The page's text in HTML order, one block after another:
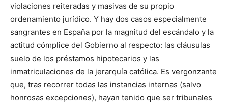
violaciones reiteradas y masivas de su propio
ordenamiento jurídico. Y hay dos casos especialmente
sangrantes en España por la magnitud del escándalo y la
actitud cómplice del Gobierno al respecto: las cláusulas
suelo de los préstamos hipotecarios y las
inmatriculaciones de la jerarquía católica. Es vergonzante
que, tras recorrer todas las instancias internas (salvo
honrosas excepciones), hayan tenido que ser tribunales